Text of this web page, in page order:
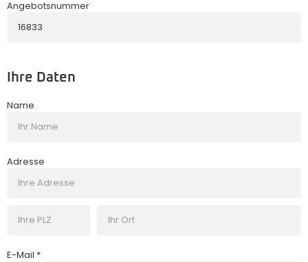
Angebotsnummer
Ihre Daten
Name
Adresse
E-Mail *